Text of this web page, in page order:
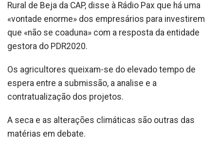
Rural de Beja da CAP, disse à Rádio Pax que há uma
«vontade enorme» dos empresários para investirem
que «não se coaduna» com a resposta da entidade
gestora do PDR2020.
Os agricultores queixam-se do elevado tempo de
espera entre a submissão, a analise e a
contratualização dos projetos.
A seca e as alterações climáticas são outras das
matérias em debate.